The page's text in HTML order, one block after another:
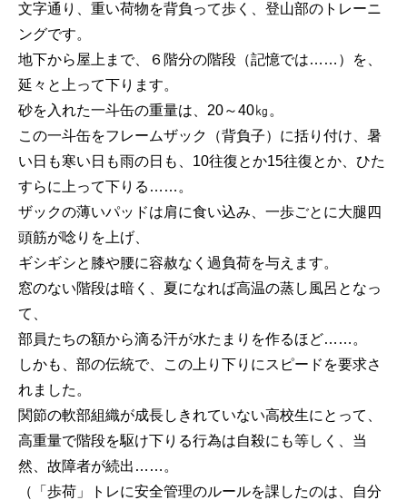
文字通り、重い荷物を背負って歩く、登山部のトレーニ
ングです。
地下から屋上まで、６階分の階段（記憶では……）を、
延々と上って下ります。
砂を入れた一斗缶の重量は、20～40㎏。
この一斗缶をフレームザック（背負子）に括り付け、暑
い日も寒い日も雨の日も、10往復とか15往復とか、ひた
すらに上って下りる……。
ザックの薄いパッドは肩に食い込み、一歩ごとに大腿四
頭筋が唸りを上げ、
ギシギシと膝や腰に容赦なく過負荷を与えます。
窓のない階段は暗く、夏になれば高温の蒸し風呂となっ
て、
部員たちの額から滴る汗が水たまりを作るほど……。
しかも、部の伝統で、この上り下りにスピードを要求さ
れました。
関節の軟部組織が成長しきれていない高校生にとって、
高重量で階段を駆け下りる行為は自殺にも等しく、当
然、故障者が続出……。
（「歩荷」トレに安全管理のルールを課したのは、自分